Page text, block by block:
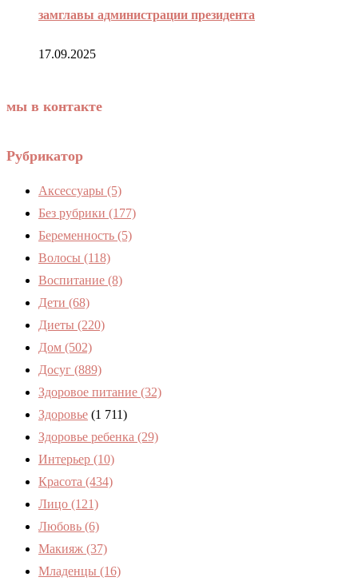
замглавы администрации президента
17.09.2025
мы в контакте
Рубрикатор
Аксессуары (5)
Без рубрики (177)
Беременность (5)
Волосы (118)
Воспитание (8)
Дети (68)
Диеты (220)
Дом (502)
Досуг (889)
Здоровое питание (32)
Здоровье (1 711)
Здоровье ребенка (29)
Интерьер (10)
Красота (434)
Лицо (121)
Любовь (6)
Макияж (37)
Младенцы (16)